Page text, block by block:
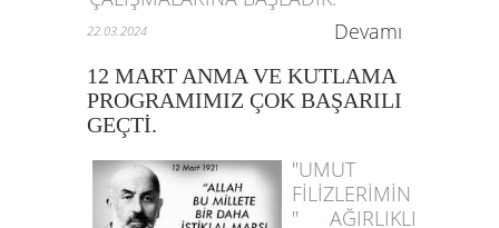
22.03.2024 Devamı
12 MART ANMA VE KUTLAMA
PROGRAMIMIZ ÇOK BAŞARILI
GEÇTİ.
"UMUT
FİLİZLERİMİN
" AĞIRLIKLI